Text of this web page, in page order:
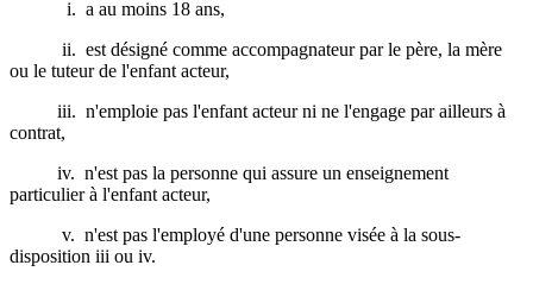
i. a au moins 18 ans,
ii. est désigné comme accompagnateur par le père, la mère
ou le tuteur de l'enfant acteur,
iii. n'emploie pas l'enfant acteur ni ne l'engage par ailleurs à
contrat,
iv. n'est pas la personne qui assure un enseignement
particulier à l'enfant acteur,
v. n'est pas l'employé d'une personne visée à la sous-
disposition iii ou iv.